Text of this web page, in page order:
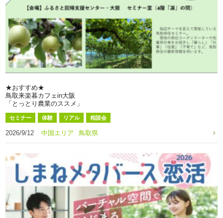
★おすすめ★
鳥取来楽暮カフェin大阪
「とっとり農業のススメ」
セミナー 体験 リアル 相談会
2026/9/12 中国エリア 鳥取県